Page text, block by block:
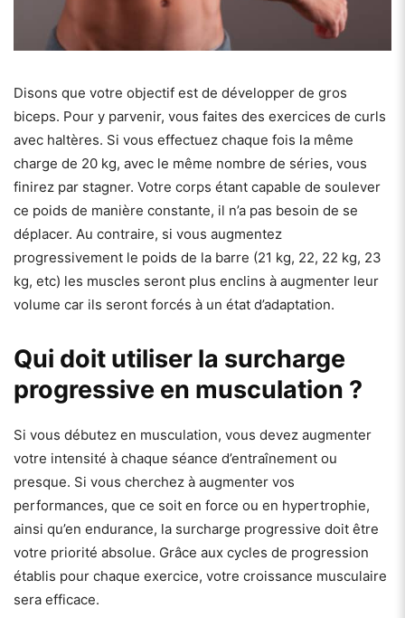
Disons que votre objectif est de développer de gros
biceps. Pour y parvenir, vous faites des exercices de curls
avec haltères. Si vous effectuez chaque fois la même
charge de 20 kg, avec le même nombre de séries, vous
finirez par stagner. Votre corps étant capable de soulever
ce poids de manière constante, il n’a pas besoin de se
déplacer. Au contraire, si vous augmentez
progressivement le poids de la barre (21 kg, 22, 22 kg, 23
kg, etc) les muscles seront plus enclins à augmenter leur
volume car ils seront forcés à un état d’adaptation.
Qui doit utiliser la surcharge
progressive en musculation ?
Si vous débutez en musculation, vous devez augmenter
votre intensité à chaque séance d’entraînement ou
presque. Si vous cherchez à augmenter vos
performances, que ce soit en force ou en hypertrophie,
ainsi qu’en endurance, la surcharge progressive doit être
votre priorité absolue. Grâce aux cycles de progression
établis pour chaque exercice, votre croissance musculaire
sera efficace.